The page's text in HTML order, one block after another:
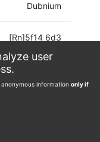
user
information only if
Dubnium
[Rn]5f14 6d3
0, 3, 4, 5